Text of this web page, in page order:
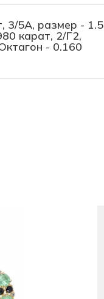
3/5А, размер - 1.5
карат, 2/Г2,
- 0.160